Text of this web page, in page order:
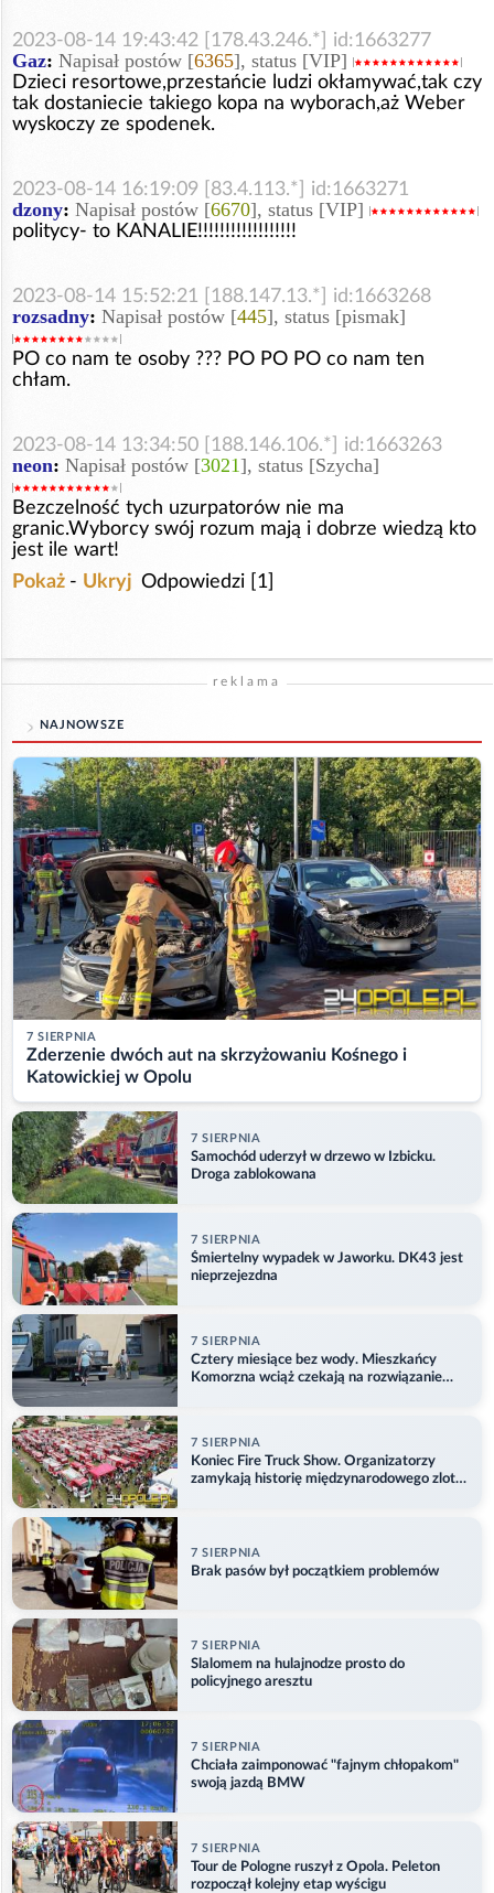
2023-08-14 19:43:42 [178.43.246.*] id:1663277
Gaz: Napisał postów [6365], status [VIP]
Dzieci resortowe,przestańcie ludzi okłamywać,tak czy
tak dostaniecie takiego kopa na wyborach,aż Weber
wyskoczy ze spodenek.
2023-08-14 16:19:09 [83.4.113.*] id:1663271
dzony: Napisał postów [6670], status [VIP]
politycy- to KANALIE!!!!!!!!!!!!!!!!!!
2023-08-14 15:52:21 [188.147.13.*] id:1663268
rozsadny: Napisał postów [445], status [pismak]
PO co nam te osoby ??? PO PO PO co nam ten
chłam.
2023-08-14 13:34:50 [188.146.106.*] id:1663263
neon: Napisał postów [3021], status [Szycha]
Bezczelność tych uzurpatorów nie ma
granic.Wyborcy swój rozum mają i dobrze wiedzą kto
jest ile wart!
Pokaż - Ukryj Odpowiedzi [1]
reklama
NAJNOWSZE
7 SIERPNIA
Zderzenie dwóch aut na skrzyżowaniu Kośnego i
Katowickiej w Opolu
7 SIERPNIA
Samochód uderzył w drzewo w Izbicku.
Droga zablokowana
7 SIERPNIA
Śmiertelny wypadek w Jaworku. DK43 jest
nieprzejezdna
7 SIERPNIA
Cztery miesiące bez wody. Mieszkańcy
Komorzna wciąż czekają na rozwiązanie
7 SIERPNIA
Koniec Fire Truck Show. Organizatorzy
zamykają historię międzynarodowego zlotu
7 SIERPNIA
Brak pasów był początkiem problemów
7 SIERPNIA
Slalomem na hulajnodze prosto do
policyjnego aresztu
7 SIERPNIA
Chciała zaimponować "fajnym chłopakom"
swoją jazdą BMW
7 SIERPNIA
Tour de Pologne ruszył z Opola. Peleton
rozpoczął kolejny etap wyścigu